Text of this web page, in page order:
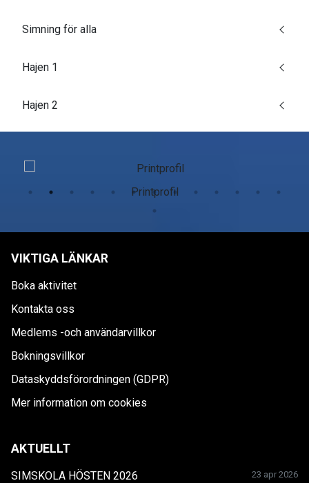
Simning för alla
Hajen 1
Hajen 2
Printprofil
VIKTIGA LÄNKAR
Boka aktivitet
Kontakta oss
Medlems -och användarvillkor
Bokningsvillkor
Dataskyddsförordningen (GDPR)
Mer information om cookies
AKTUELLT
SIMSKOLA HÖSTEN 2026 23 apr 2026